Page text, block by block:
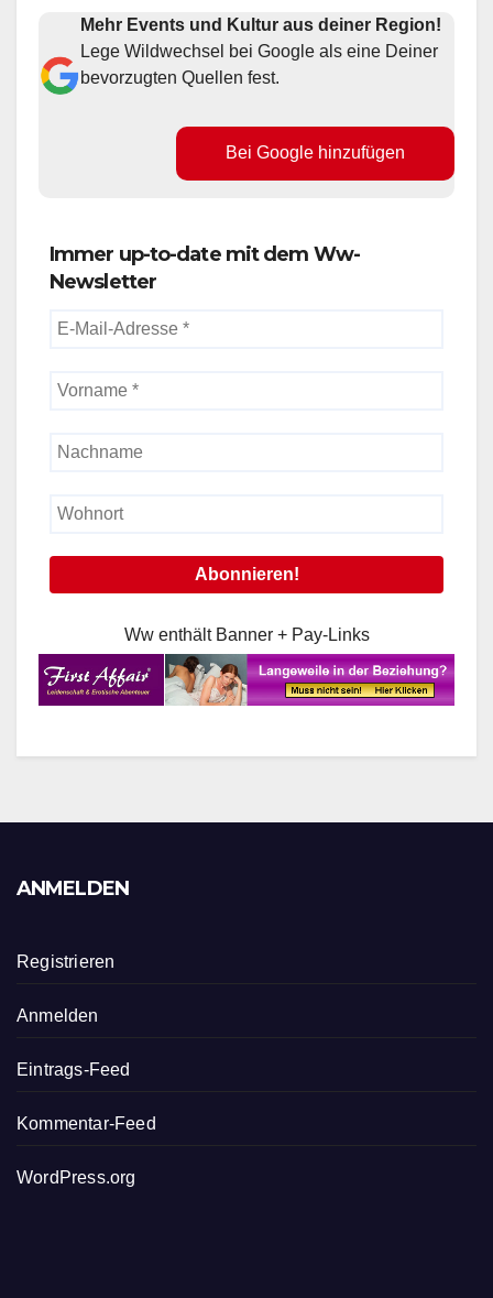
Mehr Events und Kultur aus deiner Region!
Lege Wildwechsel bei Google als eine Deiner
bevorzugten Quellen fest.
Bei Google hinzufügen
Immer up-to-date mit dem Ww-
Newsletter
Ww enthält Banner + Pay-Links
ANMELDEN
Registrieren
Anmelden
Eintrags-Feed
Kommentar-Feed
WordPress.org